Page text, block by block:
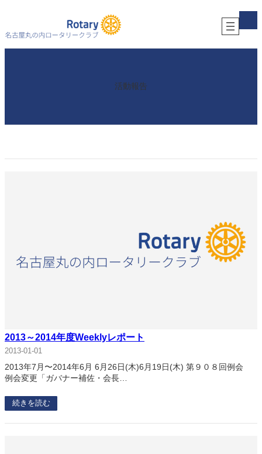
を
コ
リ
活動報告
2013～2014年度Weeklyレポート
2013-01-01
2013年7月〜2014年6月 6月26日(木)6月19日(木) 第９０８回例会
例会変更「ガバナー補佐・会長…
続きを読む